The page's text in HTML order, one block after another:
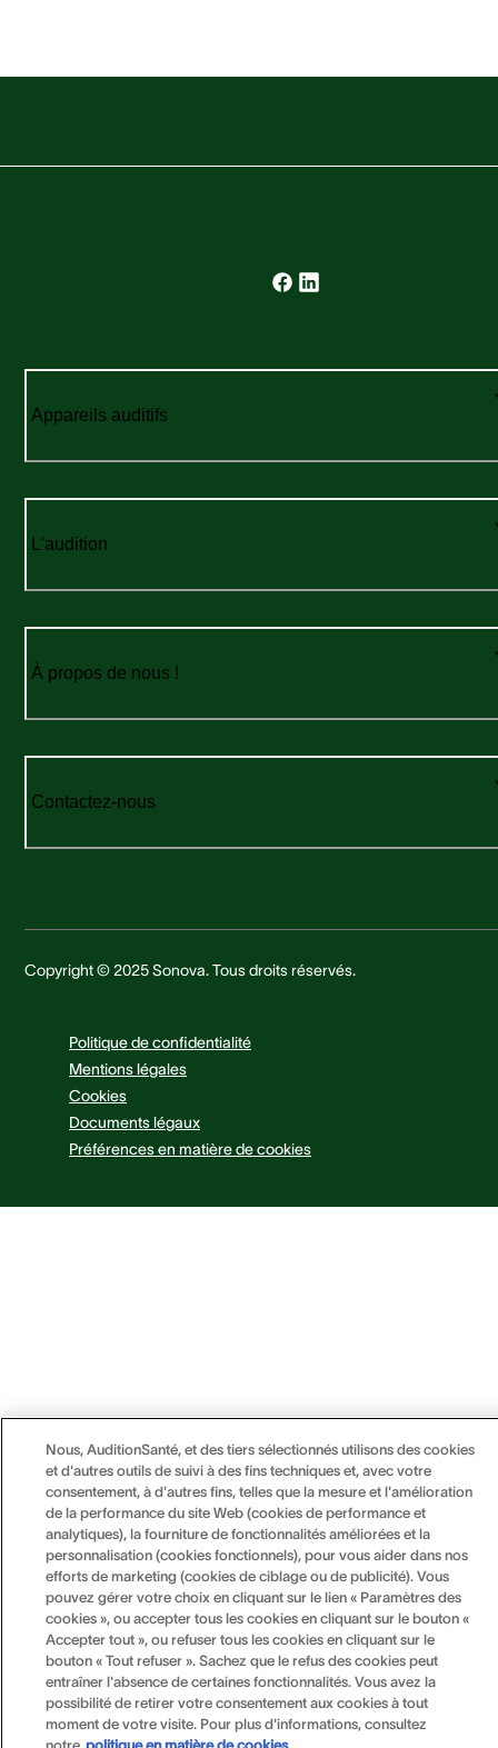
Appareils auditifs
L'audition
À propos de nous !
Contactez-nous
Copyright © 2025 Sonova. Tous droits réservés.
Politique de confidentialité
Mentions légales
Cookies
Documents légaux
Préférences en matière de cookies
Nous, AuditionSanté, et des tiers sélectionnés utilisons des cookies
et d'autres outils de suivi à des fins techniques et, avec votre
consentement, à d'autres fins, telles que la mesure et l'amélioration
de la performance du site Web (cookies de performance et
analytiques), la fourniture de fonctionnalités améliorées et la
personnalisation (cookies fonctionnels), pour vous aider dans nos
efforts de marketing (cookies de ciblage ou de publicité). Vous
pouvez gérer votre choix en cliquant sur le lien « Paramètres des
cookies », ou accepter tous les cookies en cliquant sur le bouton «
Accepter tout », ou refuser tous les cookies en cliquant sur le
bouton « Tout refuser ». Sachez que le refus des cookies peut
entraîner l'absence de certaines fonctionnalités. Vous avez la
possibilité de retirer votre consentement aux cookies à tout
moment de votre visite. Pour plus d'informations, consultez